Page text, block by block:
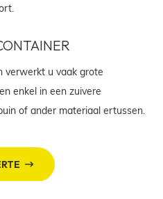
verwerkt u vaak grote
enkel in een zuivere
of ander materiaal ertussen.